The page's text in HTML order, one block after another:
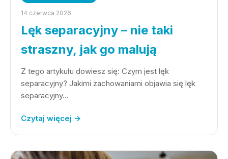
14 czerwca 2026
Lęk separacyjny – nie taki
straszny, jak go malują
Z tego artykułu dowiesz się: Czym jest lęk
separacyjny? Jakimi zachowaniami objawia się lęk
separacyjny…
Czytaj więcej →